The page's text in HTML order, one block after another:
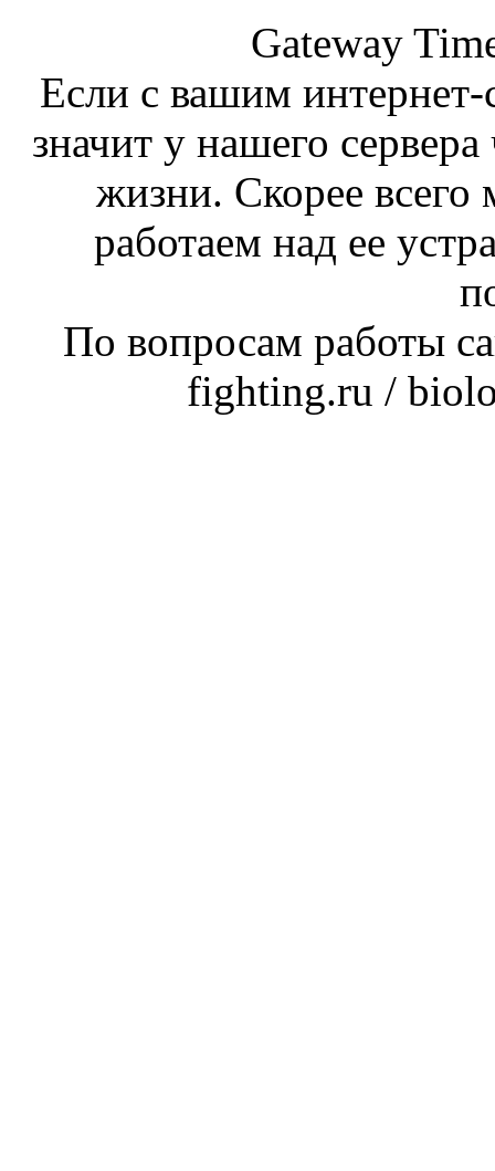
Gateway
Если с вашим интернет-
значит у нашего
жизни. Скорее
работаем над ее
По вопросам работы
fighting.ru /